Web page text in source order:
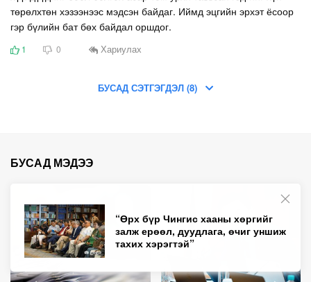
төрөлхтөн хэзээнээс мэдсэн байдаг. Иймд эцгийн эрхэт ёсоор
гэр бүлийн бат бөх байдал оршдог.
1 0 Хариулах
БУСАД СЭТГЭГДЭЛ (8)
“Өрх бүр Чингис хааны хөргийг
залж ерөөл, дуудлага, өчиг уншиж
тахих хэрэгтэй”
БУСАД МЭДЭЭ